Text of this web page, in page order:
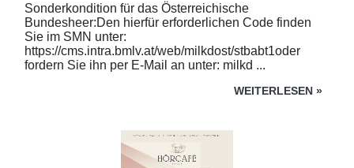
Sonderkondition für das Österreichische
Bundesheer:Den hierfür erforderlichen Code finden
Sie im SMN unter:
https://cms.intra.bmlv.at/web/milkdost/stbabt1oder
fordern Sie ihn per E-Mail an unter: milkd ...
WEITERLESEN »